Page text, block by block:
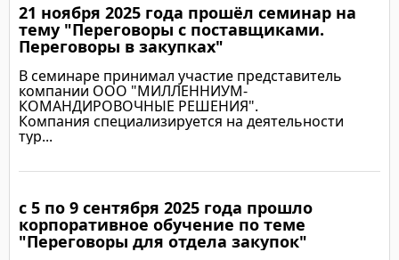
Подробнее
21 ноября 2025 года прошёл семинар на
тему "Переговоры с поставщиками.
Переговоры в закупках"
В семинаре принимал участие представитель
компании ООО "МИЛЛЕННИУМ-
КОМАНДИРОВОЧНЫЕ РЕШЕНИЯ".
Компания специализируется на деятельности
тур...
Подробнее
с 5 по 9 сентября 2025 года прошло
корпоративное обучение по теме
"Переговоры для отдела закупок"